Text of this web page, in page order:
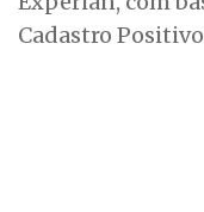
Cadastro